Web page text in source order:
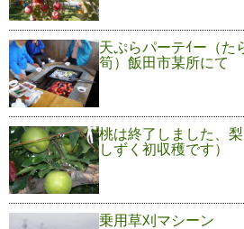
天ぷらパーテｲー（た
筍）飯田市某所にて
桃は終了しました、
しずく初収穫です）
乗用草刈マシーン